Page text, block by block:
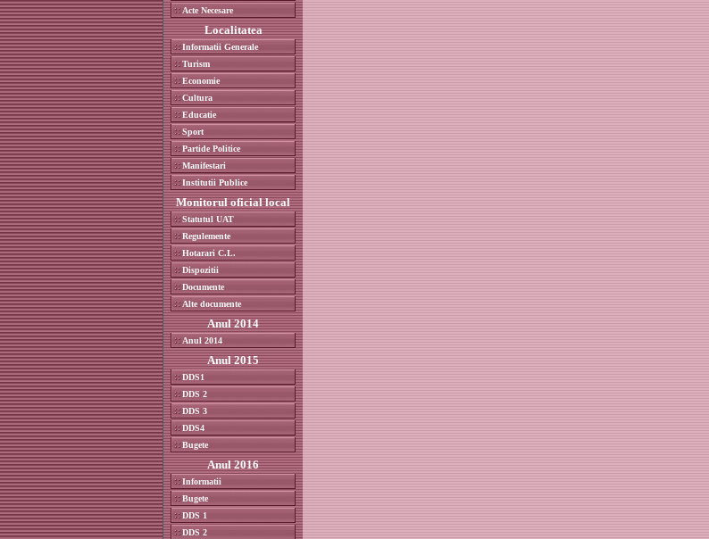
Acte Necesare
Localitatea
Informatii Generale
Turism
Economie
Cultura
Educatie
Sport
Partide Politice
Manifestari
Institutii Publice
Monitorul oficial local
Statutul UAT
Regulemente
Hotarari C.L.
Dispozitii
Documente
Alte documente
Anul 2014
Anul 2014
Anul 2015
DDS1
DDS 2
DDS 3
DDS4
Bugete
Anul 2016
Informatii
Bugete
DDS 1
DDS 2